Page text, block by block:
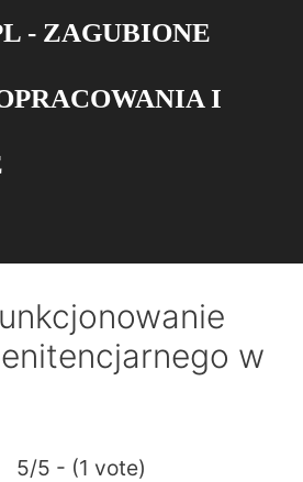
- ZAGUBIONE
I
w
5/5 - (1 vote)